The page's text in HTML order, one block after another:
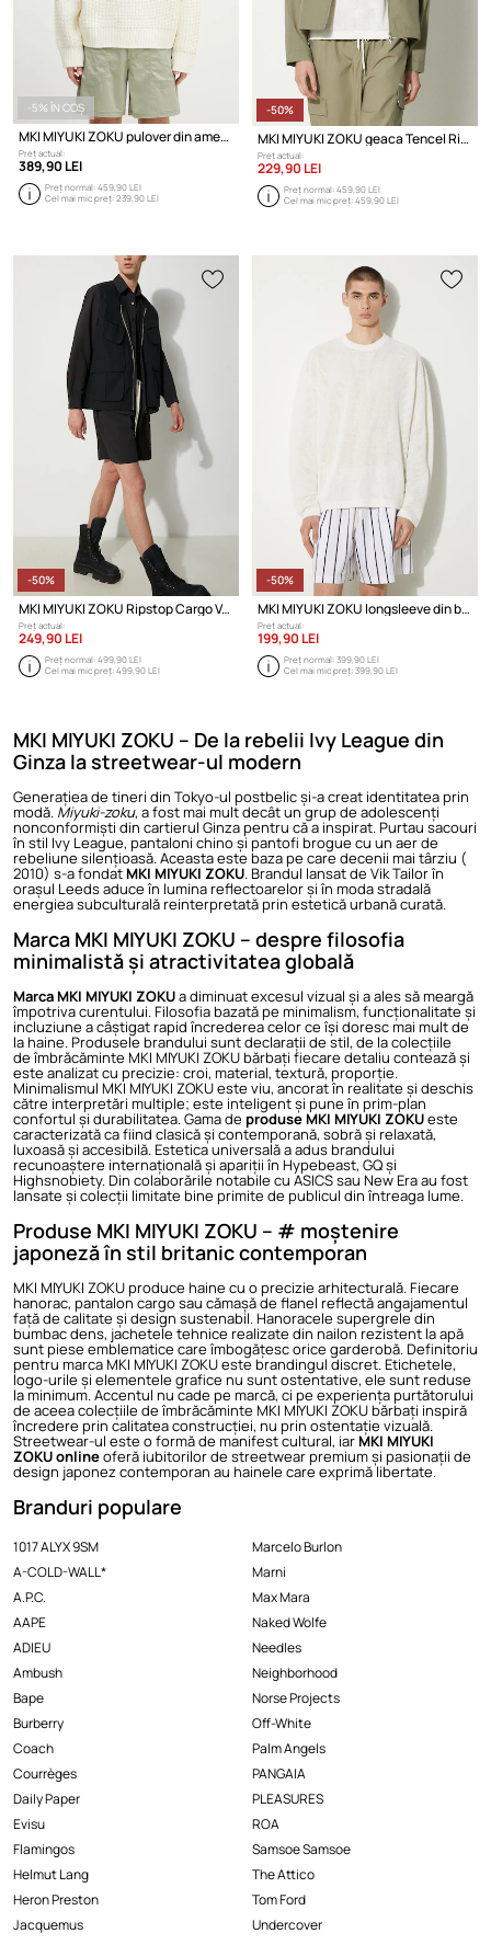
-5% ÎN COȘ
MKI MIYUKI ZOKU pulover din amestec de lana Chunky Rib Knit Crewneck
Preț actual:
389,90 LEI
Preț normal:459,90 LEI
Cel mai mic preț:239,90 LEI
-50%
MKI MIYUKI ZOKU geaca Tencel Rider Jacket
Preț actual:
229,90 LEI
Preț normal:459,90 LEI
Cel mai mic preț:459,90 LEI
-50%
MKI MIYUKI ZOKU Ripstop Cargo Vest
Preț actual:
249,90 LEI
Preț normal:499,90 LEI
Cel mai mic preț:499,90 LEI
-50%
MKI MIYUKI ZOKU longsleeve din bumbac Loose Gauge Long Sleeve
Preț actual:
199,90 LEI
Preț normal:399,90 LEI
Cel mai mic preț:399,90 LEI
MKI MIYUKI ZOKU – De la rebelii Ivy League din
Ginza la streetwear-ul modern
Generațiea de tineri din Tokyo-ul postbelic și-a creat identitatea prin
modă. Miyuki-zoku, a fost mai mult decât un grup de adolescenți
nonconformiști din cartierul Ginza pentru că a inspirat. Purtau sacouri
în stil Ivy League, pantaloni chino și pantofi brogue cu un aer de
rebeliune silențioasă. Aceasta este baza pe care decenii mai târziu (
2010) s-a fondatMKI MIYUKI ZOKU. Brandul lansat de Vik Tailor în
orașul Leeds aduce în lumina reflectoarelor și în moda stradală
energiea subculturală reinterpretată prin estetică urbană curată.
Marca MKI MIYUKI ZOKU – despre filosofia
minimalistă și atractivitatea globală
Marca MKI MIYUKI ZOKUa diminuat excesul vizual și a ales să meargă
împotriva curentului. Filosofia bazată pe minimalism, funcționalitate și
incluziune a câștigat rapid încrederea celor ce își doresc mai mult de
la haine. Produsele brandului sunt declarații de stil, de la colecțiile
de îmbrăcăminte MKI MIYUKI ZOKU bărbați fiecare detaliu contează și
este analizat cu precizie: croi, material, textură, proporție.
Minimalismul MKI MIYUKI ZOKU este viu, ancorat în realitate și deschis
către interpretări multiple; este inteligent și pune în prim-plan
confortul și durabilitatea. Gama de produse MKI MIYUKI ZOKUeste
caracterizată ca fiind clasică și contemporană, sobră și relaxată,
luxoasă și accesibilă. Estetica universală a adus brandului
recunoaștere internațională și apariții în Hypebeast, GQ și
Highsnobiety. Din colaborările notabile cu ASICS sau New Era au fost
lansate și colecții limitate bine primite de publicul din întreaga lume.
Produse MKI MIYUKI ZOKU – # moștenire
japoneză în stil britanic contemporan
MKI MIYUKI ZOKU produce haine cu o precizie arhitecturală. Fiecare
hanorac, pantalon cargo sau cămașă de flanel reflectă angajamentul
față de calitate și design sustenabil. Hanoracele supergrele din
bumbac dens, jachetele tehnice realizate din nailon rezistent la apă
sunt piese emblematice care îmbogățesc orice garderobă. Definitoriu
pentru marca MKI MIYUKI ZOKU este brandingul discret. Etichetele,
logo-urile și elementele grafice nu sunt ostentative, ele sunt reduse
la minimum. Accentul nu cade pe marcă, ci pe experiența purtătorului
de aceea colecțiile de îmbrăcăminte MKI MIYUKI ZOKU bărbați inspiră
încredere prin calitatea construcției, nu prin ostentație vizuală.
Streetwear-ul este o formă de manifest cultural, iarMKI MIYUKI
ZOKU onlineoferă iubitorilor de streetwear premium și pasionații de
design japonez contemporan au hainele care exprimă libertate.
Branduri populare
1017 ALYX 9SM
A-COLD-WALL*
A.P.C.
AAPE
ADIEU
Ambush
Bape
Burberry
Coach
Courrèges
Daily Paper
Evisu
Flamingos
Helmut Lang
Heron Preston
Jacquemus
Marcelo Burlon
Marni
Max Mara
Naked Wolfe
Needles
Neighborhood
Norse Projects
Off-White
Palm Angels
PANGAIA
PLEASURES
ROA
Samsoe Samsoe
The Attico
Tom Ford
Undercover